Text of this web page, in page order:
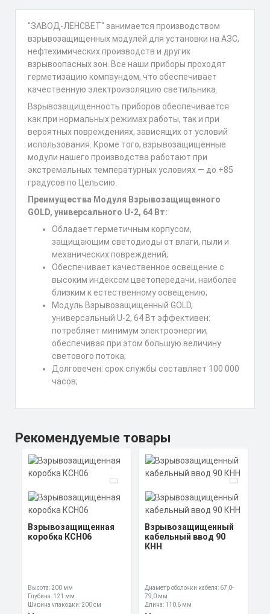
"ЗАВОД-ЛЕНСВЕТ" занимается производством
взрывозащищенных модулей для установки на АЗС,
нефтехимических производств и других
взрывоопасных зон. Все наши приборы проходят
герметизацию компаундом, что обеспечивает
качественную электроизоляцию светильника.
Взрывозащищенность приборов обеспечивается
как при нормальных режимах работы, так и при
вероятных повреждениях, зависящих от условий
использования. Кроме того, взрывозащищенные
модули нашего производства работают при
экстремальных температурных условиях — до +85
градусов по Цельсию.
Преимущества Модуля Взрывозащищенного
GOLD, универсального U-2, 64 Вт:
Обладает герметичным корпусом,
защищающим светодиоды от влаги, пыли и
механических повреждений;
Обеспечивает качественное освещение с
высоким индексом цветопередачи, наиболее
близким к естественному освещению;
Модуль Взрывозащищенный GOLD,
универсальный U-2, 64 Вт эффективен:
потребляет минимум электроэнергии,
обеспечивая при этом большую величину
светового потока;
Долговечен: срок службы составляет 100 000
часов;
Рекомендуемые товары
Взрывозащищенная
коробка КСН06
Высота: 200 мм
Глубина: 121 мм
Ширина упаковки: 200 см
Взрывозащищенный
кабельный ввод 90
КНН
Диаметр оболочки кабеля: 67,0-
79,0 мм
Длина: 110,6 мм